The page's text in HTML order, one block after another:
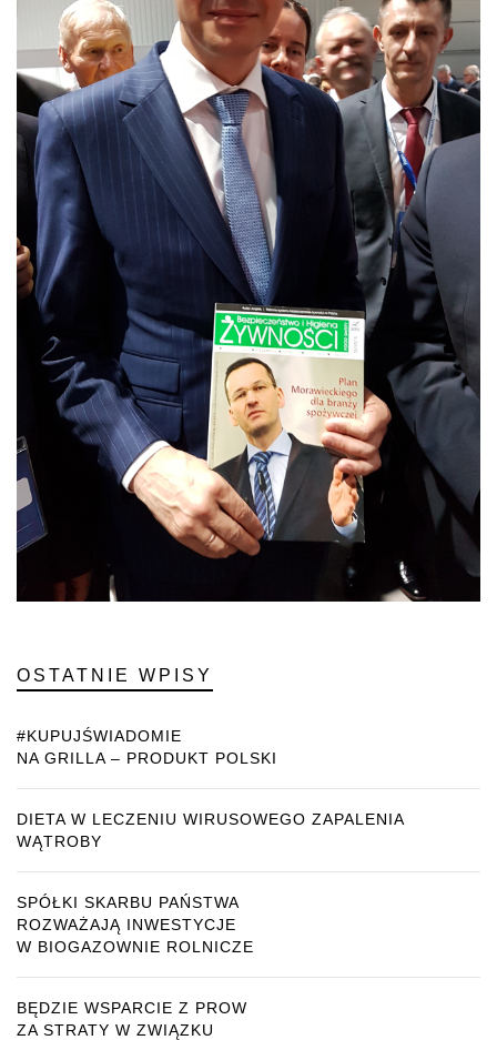
OSTATNIE WPISY
#KUPUJŚWIADOMIE
NA GRILLA – PRODUKT POLSKI
DIETA W LECZENIU WIRUSOWEGO ZAPALENIA
WĄTROBY
SPÓŁKI SKARBU PAŃSTWA
ROZWAŻAJĄ INWESTYCJE
W BIOGAZOWNIE ROLNICZE
BĘDZIE WSPARCIE Z PROW
ZA STRATY W ZWIĄZKU